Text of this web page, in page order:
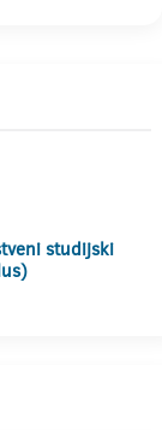
studijski